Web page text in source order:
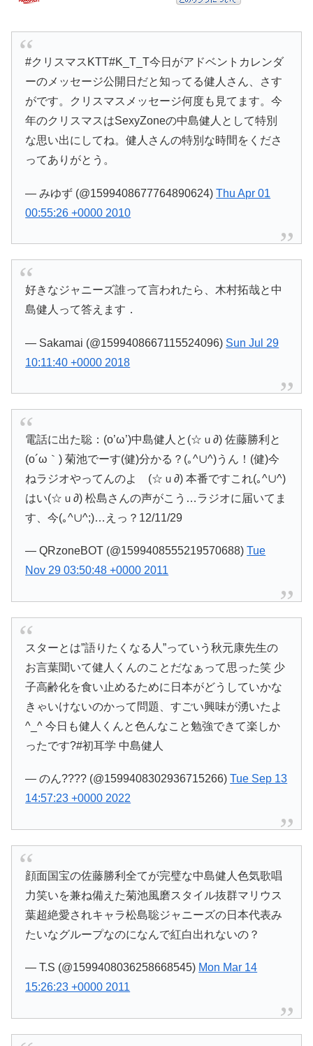
#クリスマスKTT#K_T_T今日がアドベントカレンダ
ーのメッセージ公開日だと知ってる健人さん、さす
がです。クリスマスメッセージ何度も見てます。今
年のクリスマスはSexyZoneの中島健人として特別
な思い出にしてね。健人さんの特別な時間をくださ
ってありがとう。
— みゆず (@1599408677764890624)Thu Apr 01
00:55:26 +0000 2010
好きなジャニーズ誰って言われたら、木村拓哉と中
島健人って答えます．
— Sakamai (@1599408667115524096) Sun Jul 29
10:11:40 +0000 2018
電話に出た聡：(o’ω’)中島健人と(☆ｕ∂) 佐藤勝利と
(o´ω｀) 菊池でーす(健)分かる？(｡^∪^)うん！(健)今
ねラジオやってんのよ (☆ｕ∂) 本番ですこれ(｡^∪^)
はい(☆ｕ∂) 松島さんの声がこう…ラジオに届いてま
す、今(｡^∪^;)…えっ？12/11/29
— QRzoneBOT (@1599408555219570688)Tue
Nov 29 03:50:48 +0000 2011
スターとは”語りたくなる人”っていう秋元康先生の
お言葉聞いて健人くんのことだなぁって思った笑 少
子高齢化を食い止めるために日本がどうしていかな
きゃいけないのかって問題、すごい興味が湧いたよ
^_^ 今日も健人くんと色んなこと勉強できて楽しか
ったです?#初耳学 中島健人
— のん???? (@1599408302936715266)Tue Sep 13
14:57:23 +0000 2022
顔面国宝の佐藤勝利全てが完璧な中島健人色気歌唱
力笑いを兼ね備えた菊池風磨スタイル抜群マリウス
葉超絶愛されキャラ松島聡ジャニーズの日本代表み
たいなグループなのになんで紅白出れないの？
— T.S (@1599408036258668545) Mon Mar 14
15:26:23 +0000 2011